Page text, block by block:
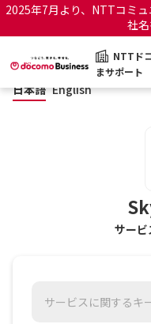
2025年7月より、NTTコミ
社
NTTド
まサポート
NTTドコモビジネス
サポートトップ
日本語 English
サービ